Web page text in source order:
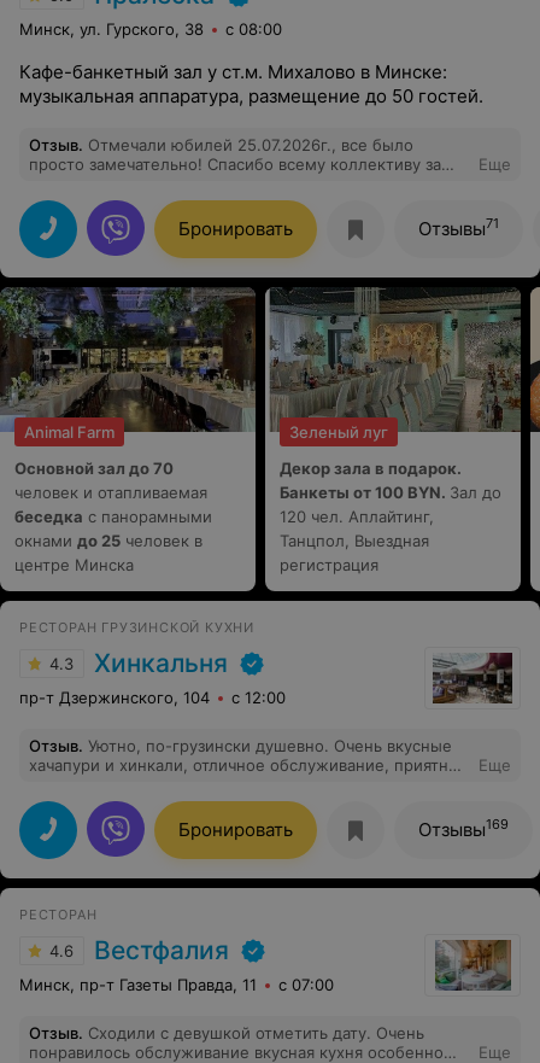
Минск, ул. Гурского, 38 с 08:00
Кафе-банкетный зал у ст.м. Михалово в Минске:
музыкальная аппаратура, размещение до 50 гостей.
Отзыв. Отмечали юбилей 25.07.2026г., все было
просто замечательно! Спасибо всему коллективу за
Отдельная благодарность Наталье за организацию
дискотеки!
Еще
Бронировать Отзывы71
Animal Farm
Основной зал до 70
человек и отапливаемая
беседка с панорамными
окнами до 25 человек в
центре Минска
Зеленый луг
Декор зала в подарок.
Банкеты от 100 BYN. Зал до
120 чел. Аплайтинг,
Танцпол, Выездная
регистрация
РЕСТОРАН ГРУЗИНСКОЙ КУХНИ
4.3 Хинкальня
пр-т Дзержинского, 104 с 12:00
Отзыв. Уютно, по-грузински душевно. Очень вкусные
хачапури и хинкали, отличное обслуживание, приятные
Еще
Бронировать Отзывы169
РЕСТОРАН
4.6 Вестфалия
Минск, пр-т Газеты Правда, 11 с 07:00
Отзыв. Сходили с девушкой отметить дату. Очень
понравилось обслуживание вкусная кухня особенно
Еще